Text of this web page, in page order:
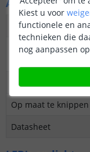
Algemene
Dimbaar
3M plakstrip over de
Garantie
Op maat te knippen
Datasheet
Kiest u voor
functionele en
technieken die
nog aanpassen